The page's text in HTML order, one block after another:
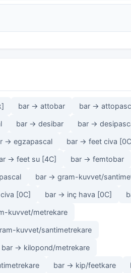
bar → attobar bar →
bar → desibar bar →
→ egzapascal bar → feet civa
→ feet su [4C] bar → femtobar
bar → gram-kuvvet/
[0C] bar → inç hava [0C]
kuvvet/metrekare
kuvvet/santimetrekare
bar → kilopond/metrekare
bar → kip/feetkare